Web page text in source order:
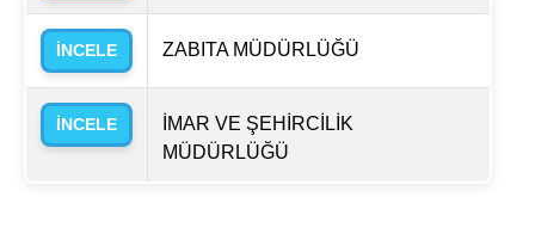
İNCELE ZABITA MÜDÜRLÜĞÜ
İNCELE
İMAR VE ŞEHİRCİLİK
MÜDÜRLÜĞÜ